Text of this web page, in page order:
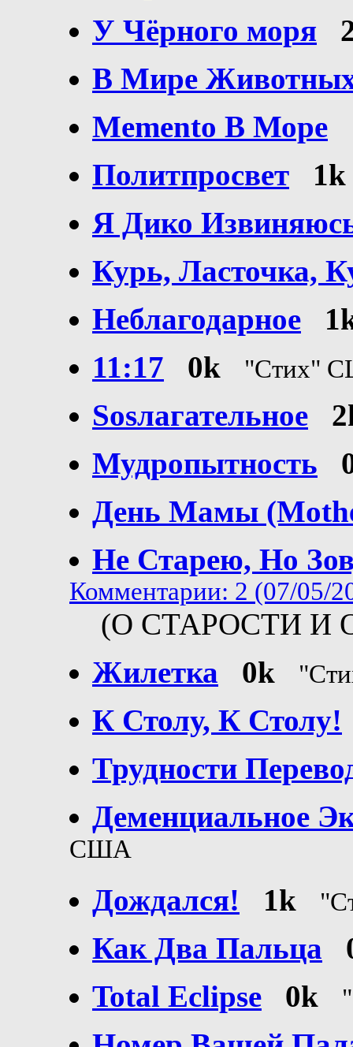
У Чёрного моря
В Мире
Memento В Море
Политпросвет
1k
Я Дико
Курь, Ласточка,
Неблагодарное
11:17
0k "Стих"
Sosлагательное
Мудропытность
День Мамы
Не Старею, Но
Комментарии: 2 (07/05/
(О СТАРОСТИ И
Жилетка
0k
К Столу, К Столу!
Трудности
Деменциальное
США
Дождался!
1k
Как Два Пальца
Total Eclipse
0k